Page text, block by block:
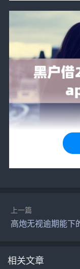
粒粒贷一款个人消
放款全程都是由系
现金秒贷宝融是微
上一篇
相关文章